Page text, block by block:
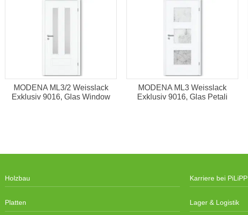
MODENA ML3/2 Weisslack
Exklusiv 9016, Glas Window
MODENA ML3 Weisslack
Exklusiv 9016, Glas Petali
Holzbau
Platten
Karriere bei PiLiPP
Lager & Logistik